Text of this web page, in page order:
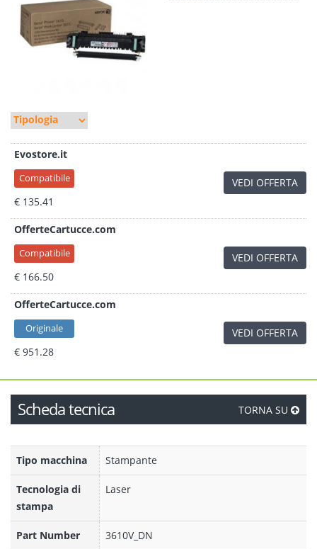
Evostore.it
Compatibile
€ 135.41
VEDI OFFERTA
OfferteCartucce.com
Compatibile
€ 166.50
VEDI OFFERTA
OfferteCartucce.com
Originale
€ 951.28
VEDI OFFERTA
Scheda tecnica TORNA SU
Tipo macchina Stampante
Tecnologia di
stampa
Laser
Part Number 3610V_DN